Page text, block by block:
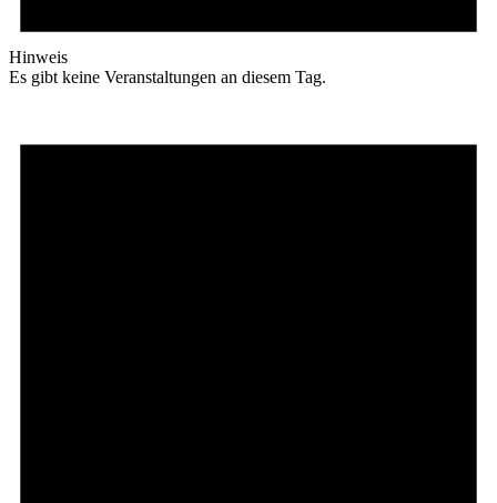
Hinweis
Es gibt keine Veranstaltungen an diesem Tag.